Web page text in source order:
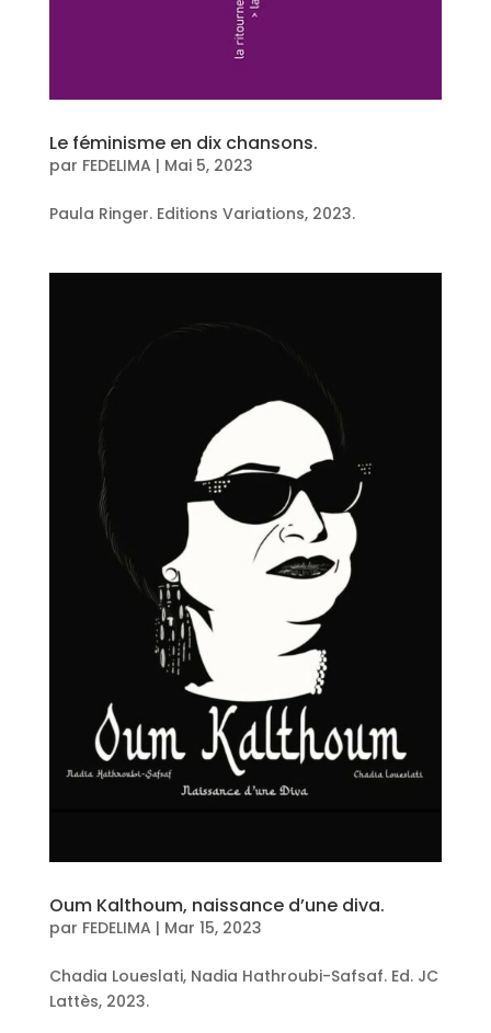
Le féminisme en dix chansons.
par FEDELIMA | Mai 5, 2023
Paula Ringer. Editions Variations, 2023.
Oum Kalthoum, naissance d’une diva.
par FEDELIMA | Mar 15, 2023
Chadia Loueslati, Nadia Hathroubi-Safsaf. Ed. JC
Lattès, 2023.